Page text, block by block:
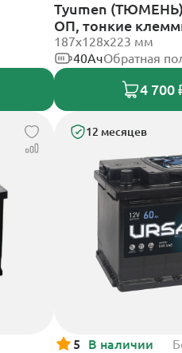
Tyumen (ТЮМЕНЬ)
ОП, тонкие
187х128х223 мм
40АчОбратная
4 700
12 месяцев
5 В наличии